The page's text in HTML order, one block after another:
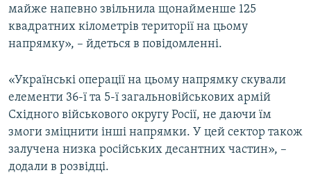
майже напевно звільнила щонайменше 125
квадратних кілометрів території на цьому
напрямку», – йдеться в повідомленні.
«Українські операції на цьому напрямку скували
елементи 36-ї та 5-ї загальновійськових армій
Східного військового округу Росії, не даючи їм
змоги зміцнити інші напрямки. У цей сектор також
залучена низка російських десантних частин», –
додали в розвідці.